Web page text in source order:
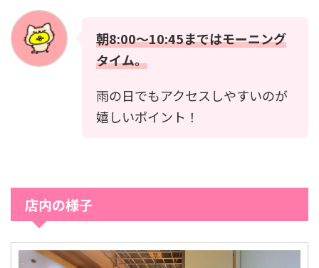
朝8:00〜10:45まではモーニング
タイム。
雨の日でもアクセスしやすいのが
嬉しいポイント！
店内の様子